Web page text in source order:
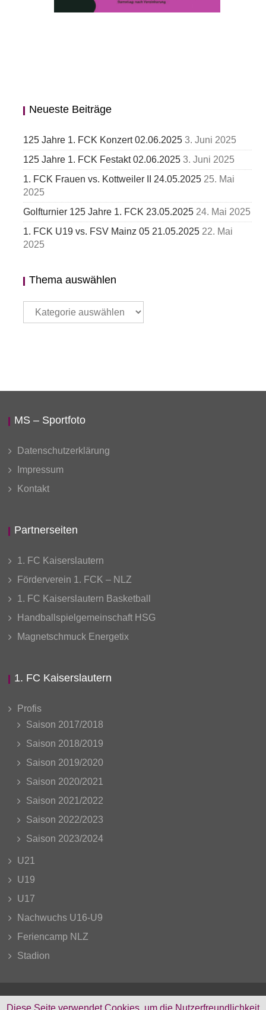
Neueste Beiträge
125 Jahre 1. FCK Konzert 02.06.2025 3. Juni 2025
125 Jahre 1. FCK Festakt 02.06.2025 3. Juni 2025
1. FCK Frauen vs. Kottweiler II 24.05.2025 25. Mai
2025
Golfturnier 125 Jahre 1. FCK 23.05.2025 24. Mai 2025
1. FCK U19 vs. FSV Mainz 05 21.05.2025 22. Mai
2025
Thema auswählen
Thema
auswählen
MS – Sportfoto
Datenschutzerklärung
Impressum
Kontakt
Partnerseiten
1. FC Kaiserslautern
Förderverein 1. FCK – NLZ
1. FC Kaiserslautern Basketball
Handballspielgemeinschaft HSG
Magnetschmuck Energetix
1. FC Kaiserslautern
Profis
Saison 2017/2018
Saison 2018/2019
Saison 2019/2020
Saison 2020/2021
Saison 2021/2022
Saison 2022/2023
Saison 2023/2024
U21
U19
U17
Nachwuchs U16-U9
Feriencamp NLZ
Stadion
Diese Seite verwendet Cookies, um die Nutzerfreundlichkeit